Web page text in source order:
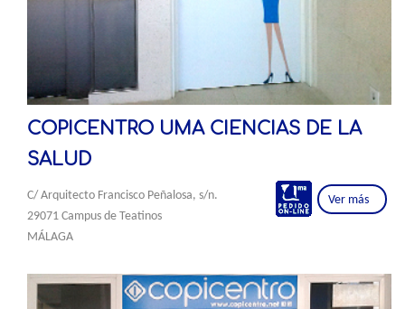
COPICENTRO UMA CIENCIAS DE LA
SALUD
C/ Arquitecto Francisco Peñalosa, s/n.
29071 Campus de Teatinos
MÁLAGA
Ver más